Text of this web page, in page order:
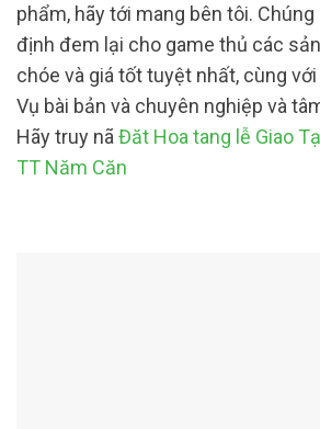
phẩm, hãy tới mang bên tôi.
định đem lại cho game thủ các
chóe và giá tốt tuyệt nhất, cùng
Vụ bài bản và chuyên nghiệp và
Hãy truy nã Đăt Hoa tang lễ Giao
TT Năm Căn